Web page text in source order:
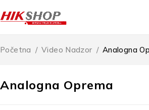
Analogna Oprema
Početna / Video Nadzor / Analogna